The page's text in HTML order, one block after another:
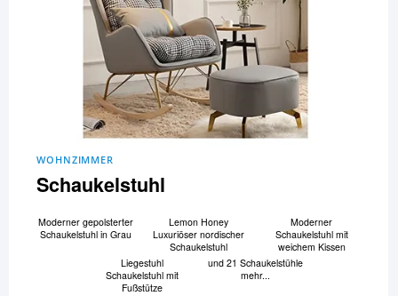
WOHNZIMMER
Schaukelstuhl
Moderner gepolsterter
Schaukelstuhl in Grau
Lemon Honey
Luxuriöser nordischer
Schaukelstuhl
Moderner
Schaukelstuhl mit
weichem Kissen
Liegestuhl
Schaukelstuhl mit
Fußstütze
und 21 Schaukelstühle
mehr...